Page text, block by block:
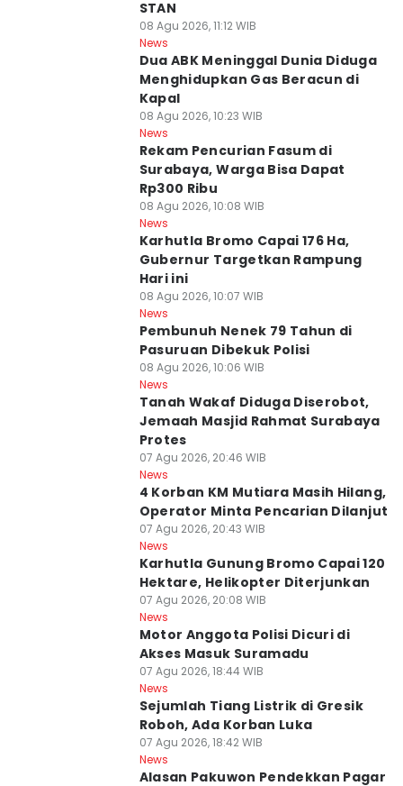
STAN
08 Agu 2026, 11:12 WIB
News
Dua ABK Meninggal Dunia Diduga
Menghidupkan Gas Beracun di
Kapal
08 Agu 2026, 10:23 WIB
News
Rekam Pencurian Fasum di
Surabaya, Warga Bisa Dapat
Rp300 Ribu
08 Agu 2026, 10:08 WIB
News
Karhutla Bromo Capai 176 Ha,
Gubernur Targetkan Rampung
Hari ini
08 Agu 2026, 10:07 WIB
News
Pembunuh Nenek 79 Tahun di
Pasuruan Dibekuk Polisi
08 Agu 2026, 10:06 WIB
News
Tanah Wakaf Diduga Diserobot,
Jemaah Masjid Rahmat Surabaya
Protes
07 Agu 2026, 20:46 WIB
News
4 Korban KM Mutiara Masih Hilang,
Operator Minta Pencarian Dilanjut
07 Agu 2026, 20:43 WIB
News
Karhutla Gunung Bromo Capai 120
Hektare, Helikopter Diterjunkan
07 Agu 2026, 20:08 WIB
News
Motor Anggota Polisi Dicuri di
Akses Masuk Suramadu
07 Agu 2026, 18:44 WIB
News
Sejumlah Tiang Listrik di Gresik
Roboh, Ada Korban Luka
07 Agu 2026, 18:42 WIB
News
Alasan Pakuwon Pendekkan Pagar